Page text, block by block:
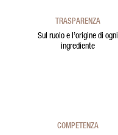
TRASPARENZA
Sul ruolo e l’origine di ogni
ingrediente
COMPETENZA